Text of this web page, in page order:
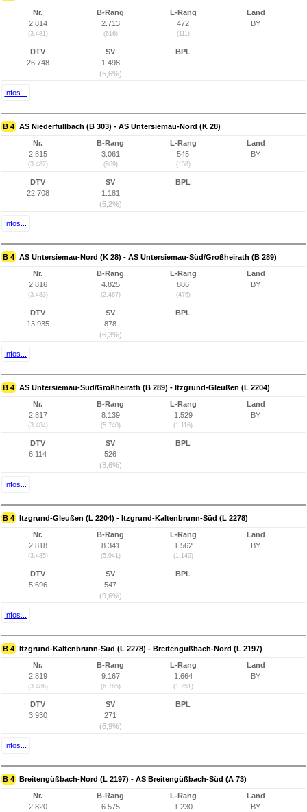
Nr.
2.814
(3.481)
B-Rang
2.713
(616)
L-Rang
472
(111)
Land
BY
DTV
26.748
SV
1.498
(5,6%)
BPL
Infos...
B 4 AS Niederfüllbach (B 303) - AS Untersiemau-Nord (K 28)
Nr.
2.815
(3.482)
B-Rang
3.061
(869)
L-Rang
545
(158)
Land
BY
DTV
22.708
SV
1.181
(5,2%)
BPL
Infos...
B 4 AS Untersiemau-Nord (K 28) - AS Untersiemau-Süd/Großheirath (B 289)
Nr.
2.816
(3.483)
B-Rang
4.825
(2.467)
L-Rang
886
(476)
Land
BY
DTV
13.935
SV
878
(6,3%)
BPL
Infos...
B 4 AS Untersiemau-Süd/Großheirath (B 289) - Itzgrund-Gleußen (L 2204)
Nr.
2.817
(3.484)
B-Rang
8.139
(5.740)
L-Rang
1.529
(1.116)
Land
BY
DTV
6.114
SV
526
(8,6%)
BPL
Infos...
B 4 Itzgrund-Gleußen (L 2204) - Itzgrund-Kaltenbrunn-Süd (L 2278)
Nr.
2.818
(3.485)
B-Rang
8.341
(5.941)
L-Rang
1.562
(1.149)
Land
BY
DTV
5.696
SV
547
(9,6%)
BPL
Infos...
B 4 Itzgrund-Kaltenbrunn-Süd (L 2278) - Breitengüßbach-Nord (L 2197)
Nr.
2.819
(3.486)
B-Rang
9.167
(6.765)
L-Rang
1.664
(1.251)
Land
BY
DTV
3.930
SV
271
(6,9%)
BPL
Infos...
B 4 Breitengüßbach-Nord (L 2197) - AS Breitengüßbach-Süd (A 73)
Nr.
2.820
B-Rang
6.575
L-Rang
1.230
Land
BY